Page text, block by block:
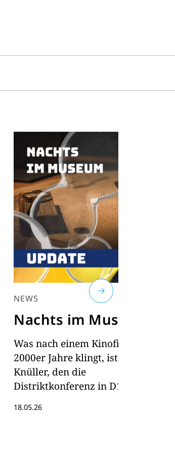
NEWS
Nachts im Museum
Was nach einem Kinofilm der
2000er Jahre klingt, ist ein
Knüller, den die
Distriktkonferenz in D1900
auch noch voran...
18.05.26